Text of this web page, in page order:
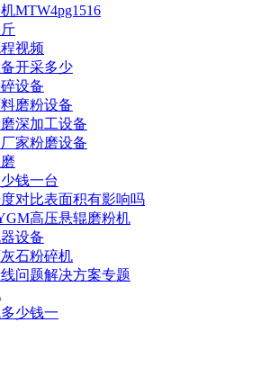
MTW4pg1516
视频
开采多少
设备
磨粉设备
深加工设备
家粉磨设备
钱一台
对比表面积有影响吗
高压悬辊磨粉机
设备
石粉碎机
问题解决方案专题
少钱一